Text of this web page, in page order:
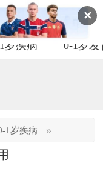
✕
岁疾病 0-1岁发
1岁疾病 »